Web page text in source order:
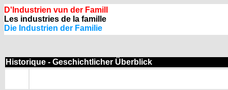
D'Industrien vun der Famill
Les industries de la famille
Die Industrien der Familie
Historique - Geschichtlicher Überblick